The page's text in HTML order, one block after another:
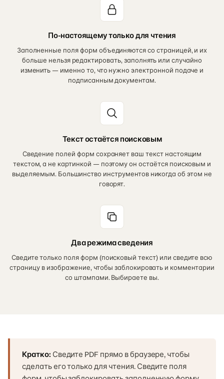
По-настоящему только для чтения
Заполненные поля форм объединяются со страницей, и их
больше нельзя редактировать, заполнять или случайно
изменить — именно то, что нужно электронной подаче и
подписанным документам.
Текст остаётся поисковым
Сведение полей форм сохраняет ваш текст настоящим
текстом, а не картинкой — поэтому он остаётся поисковым и
выделяемым. Большинство инструментов никогда об этом не
говорят.
Два режима сведения
Сведите только поля форм (поисковый текст) или сведите всю
страницу в изображение, чтобы заблокировать и комментарии
со штампами. Выбираете вы.
Кратко: Сведите PDF прямо в браузере, чтобы
сделать его только для чтения. Сведите поля